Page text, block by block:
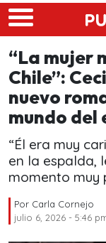
Skip to main content
“La mujer
Chile”:
nuevo
mundo del
“Él era muy
en la espalda,
momento muy
Por Carla Cornejo
julio 6, 2026 - 5:46